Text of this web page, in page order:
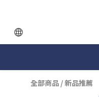
全部商品 /新品推薦